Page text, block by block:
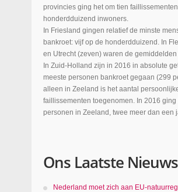
provincies ging het om tien
honderdduizend inwoners.
In Friesland gingen relatief de minste
bankroet: vijf op de honderdduizend. In
en Utrecht (zeven) waren de
In Zuid-Holland zijn in 2016 in absolute
meeste personen bankroet gegaan (299
alleen in Zeeland is het aantal
faillissementen toegenomen. In 2016 ging
personen in Zeeland, twee meer dan een
Ons Laatste Nieuws
Nederland moet zich aan EU-